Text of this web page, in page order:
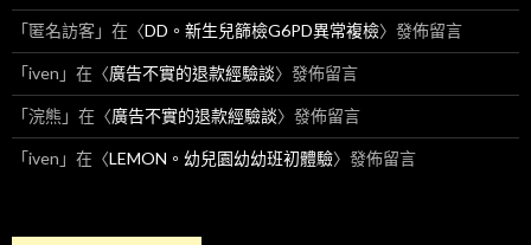
「匿名訪客」在〈DD。新生兒篩檢G6PD異常複檢〉發佈留言
「iven 」在〈廣告不實的退款經驗談〉發佈留言
「浣熊 」在〈廣告不實的退款經驗談〉發佈留言
「iven 」在〈LEMON。幼兒園幼幼班初體驗〉發佈留言